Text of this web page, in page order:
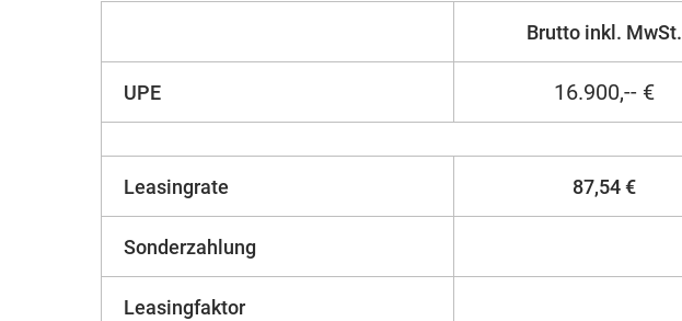
Brutto inkl. MwSt.
UPE 16.900,-- €
Leasingrate 87,54 €
Sonderzahlung
Leasingfaktor